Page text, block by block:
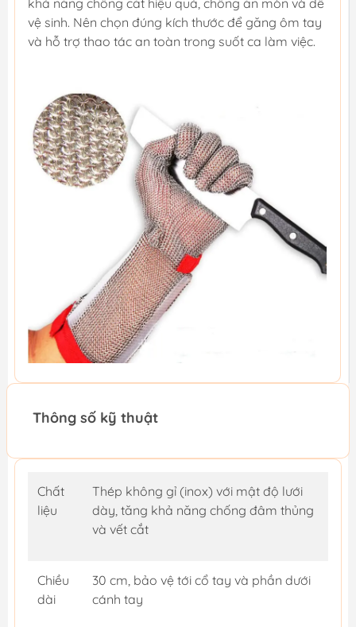
vệ sinh. Nên chọn đúng kích thước để găng ôm tay
và hỗ trợ thao tác an toàn trong suốt ca làm việc.
Thông số kỹ thuật
Chất
liệu
Thép không gỉ (inox) với mật độ lưới
dày, tăng khả năng chống đâm thủng
và vết cắt
Chiều
dài
30 cm, bảo vệ tới cổ tay và phần dưới
cánh tay